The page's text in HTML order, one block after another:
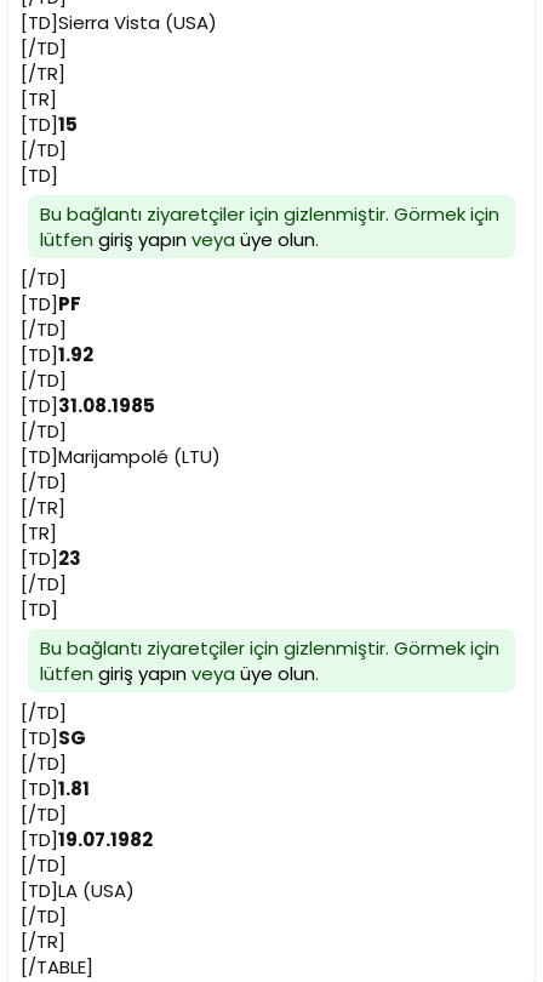
[TD]Sierra Vista (USA)
[/TD]
[/TR]
[TR]
[TD]15
[/TD]
[TD]
Bu bağlantı ziyaretçiler için gizlenmiştir. Görmek için
lütfen giriş yapınveya üye olun.
[/TD]
[TD]PF
[/TD]
[TD]1.92
[/TD]
[TD]31.08.1985
[/TD]
[TD]Marijampolé (LTU)
[/TD]
[/TR]
[TR]
[TD]23
[/TD]
[TD]
Bu bağlantı ziyaretçiler için gizlenmiştir. Görmek için
lütfen giriş yapınveya üye olun.
[/TD]
[TD]SG
[/TD]
[TD]1.81
[/TD]
[TD]19.07.1982
[/TD]
[TD]LA (USA)
[/TD]
[/TR]
[/TABLE]